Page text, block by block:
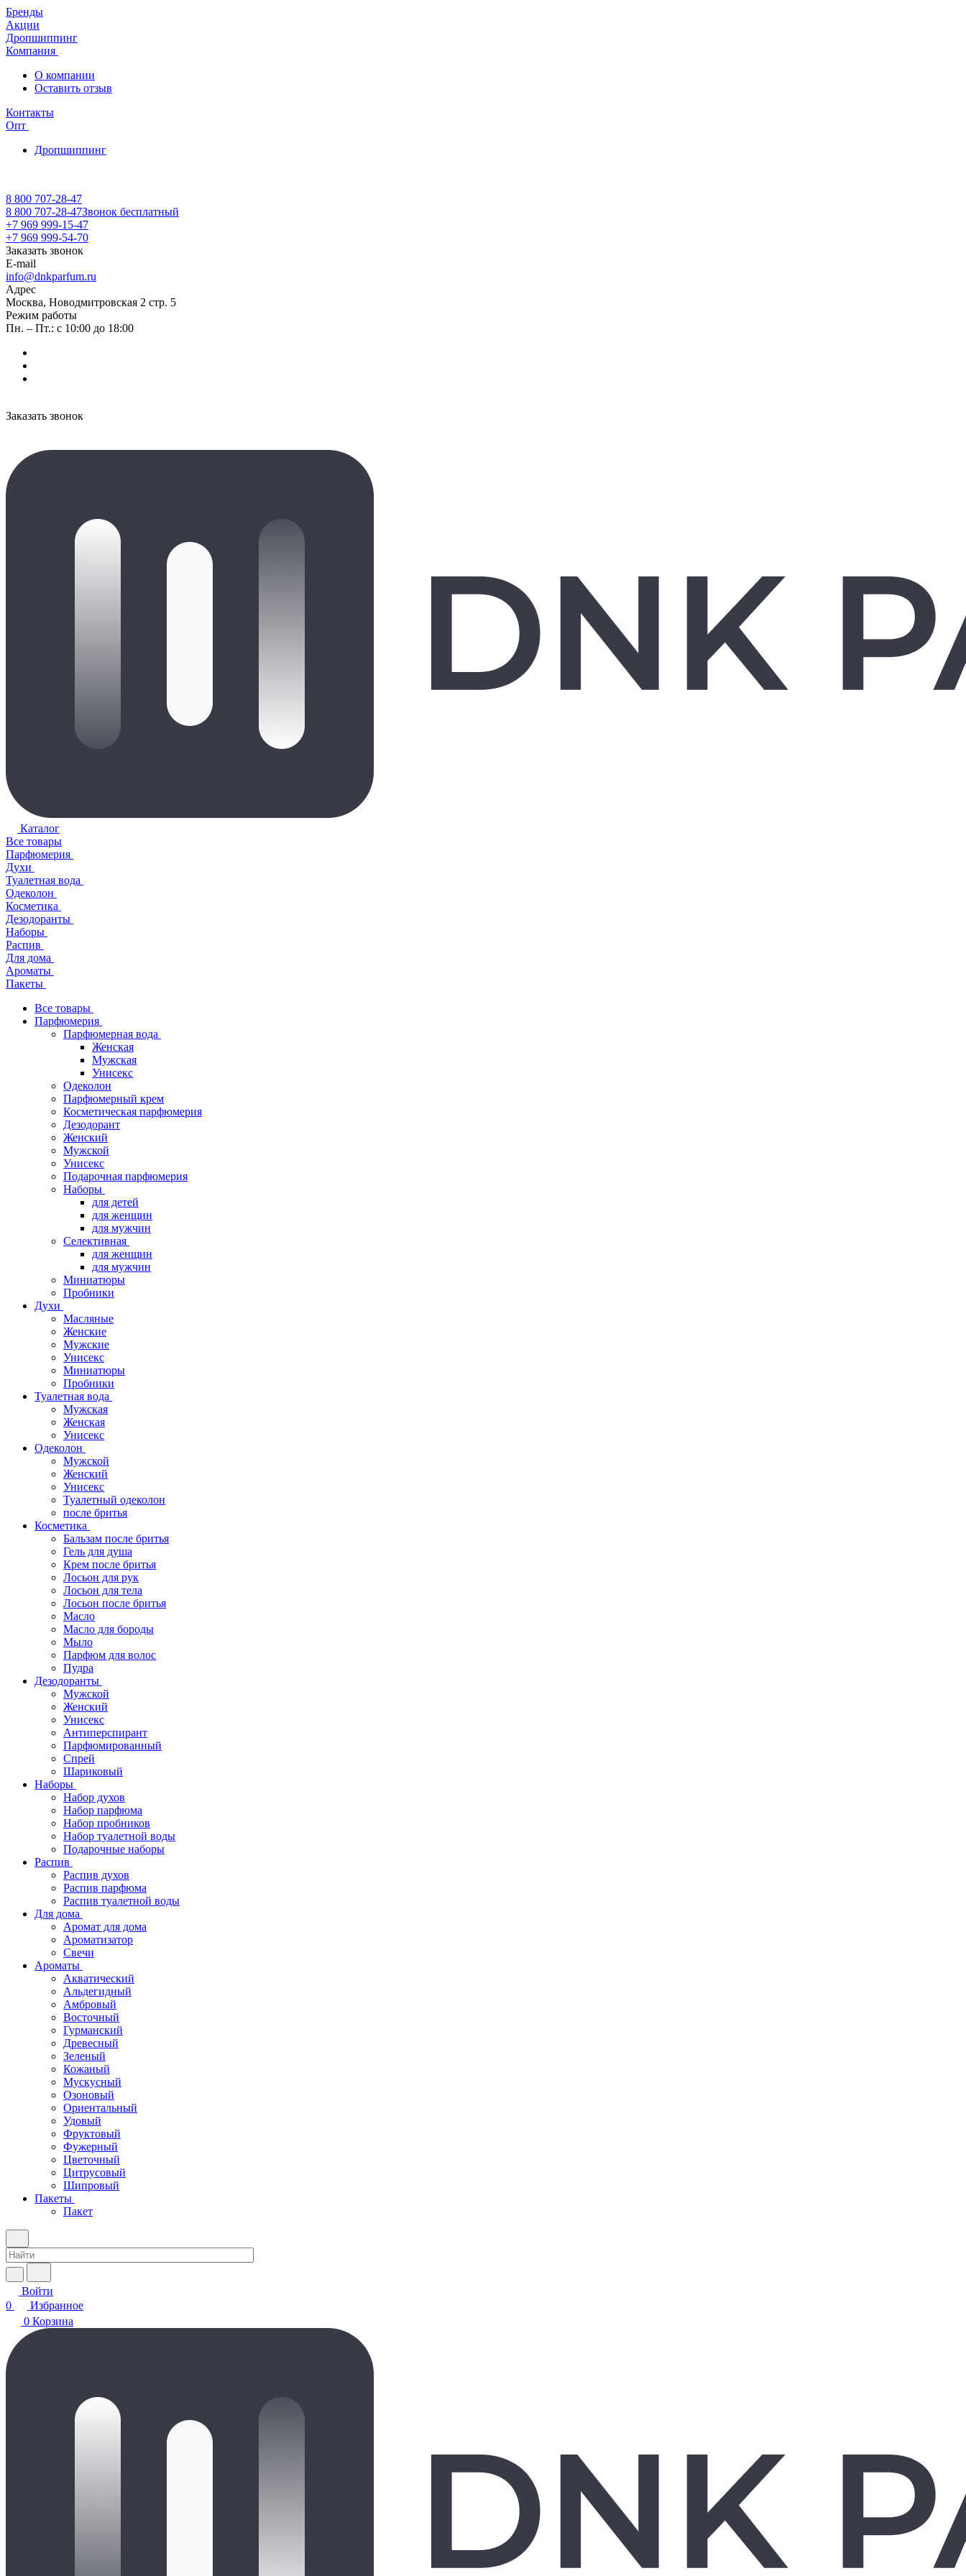
Бренды
Акции
Дропшиппинг
Компания
О компании
Оставить отзыв
Контакты
Опт
Дропшиппинг
8 800 707-28-47
8 800 707-28-47Звонок бесплатный
+7 969 999-15-47
+7 969 999-54-70
Заказать звонок
E-mail
info@dnkparfum.ru
Адрес
Москва, Новодмитровская 2 стр. 5
Режим работы
Пн. – Пт.: с 10:00 до 18:00
Заказать звонок
Каталог
Все товары
Парфюмерия
Духи
Туалетная вода
Одеколон
Косметика
Дезодоранты
Наборы
Распив
Для дома
Ароматы
Пакеты
Все товары
Парфюмерия
Парфюмерная вода
Женская
Мужская
Унисекс
Одеколон
Парфюмерный крем
Косметическая парфюмерия
Дезодорант
Женский
Мужской
Унисекс
Подарочная парфюмерия
Наборы
для детей
для женщин
для мужчин
Селективная
для женщин
для мужчин
Миниатюры
Пробники
Духи
Масляные
Женские
Мужские
Унисекс
Миниатюры
Пробники
Туалетная вода
Мужская
Женская
Унисекс
Одеколон
Мужской
Женский
Унисекс
Туалетный одеколон
после бритья
Косметика
Бальзам после бритья
Гель для душа
Крем после бритья
Лосьон для рук
Лосьон для тела
Лосьон после бритья
Масло
Масло для бороды
Мыло
Парфюм для волос
Пудра
Дезодоранты
Мужской
Женский
Унисекс
Антиперспирант
Парфюмированный
Спрей
Шариковый
Наборы
Набор духов
Набор парфюма
Набор пробников
Набор туалетной воды
Подарочные наборы
Распив
Распив духов
Распив парфюма
Распив туалетной воды
Для дома
Аромат для дома
Ароматизатор
Свечи
Ароматы
Акватический
Альдегидный
Амбровый
Восточный
Гурманский
Древесный
Зеленый
Кожаный
Мускусный
Озоновый
Ориентальный
Удовый
Фруктовый
Фужерный
Цветочный
Цитрусовый
Шипровый
Пакеты
Пакет
Войти
0
Избранное
0 Корзина